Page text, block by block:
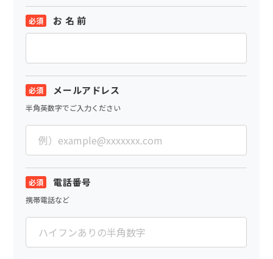
お 名 前
メールアドレス
半角英数字でご入力ください
電話番号
携帯電話など